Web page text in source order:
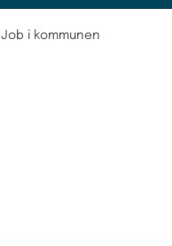
Job i kommunen